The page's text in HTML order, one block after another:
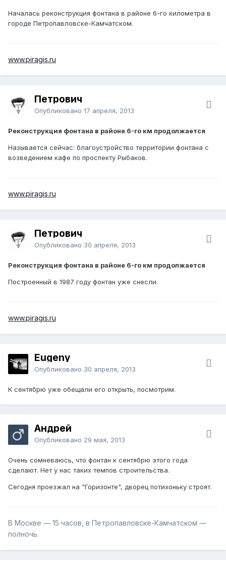
Началась реконструкция фонтана в районе 6-го километра в
городе Петропавловске-Камчатском.
www.piragis.ru
Петрович
Опубликовано 17 апреля, 2013
Реконструкция фонтана в районе 6-го км продолжается
Называется сейчас: благоустройство территории фонтана с
возведением кафе по проспекту Рыбаков.
www.piragis.ru
Петрович
Опубликовано 30 апреля, 2013
Реконструкция фонтана в районе 6-го км продолжается
Построенный в 1987 году фонтан уже снесли.
www.piragis.ru
Eugeny
Опубликовано 30 апреля, 2013
К сентябрю уже обещали его открыть, посмотрим.
Андрей
Опубликовано 29 мая, 2013
Очень сомневаюсь, что фонтан к сентябрю этого года
сделают. Нет у нас таких темпов строительства.
Сегодня проезжал на "Горизонте", дворец потихоньку строят.
В Москве — 15 часов, в Петропавловске-Камчатском —
полночь.